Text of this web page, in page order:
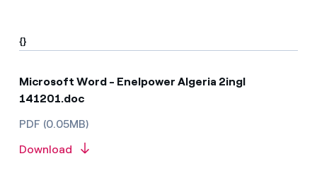
{}
Microsoft Word - Enelpower Algeria 2ingl
141201.doc
PDF (0.05MB)
Download